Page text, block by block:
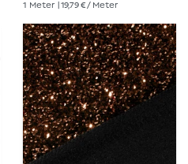
1 Meter | 19,79 € / Meter